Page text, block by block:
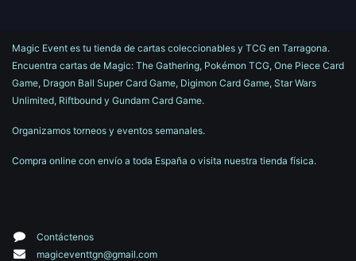
Magic Event es tu tienda de cartas coleccionables y TCG en Tarragona.
Encuentra cartas de Magic: The Gathering, Pokémon TCG, One Piece Card
Game, Dragon Ball Super Card Game, Digimon Card Game, Star Wars
Unlimited, Riftbound y Gundam Card Game.
Organizamos torneos y eventos semanales.
Compra online con envío a toda España o visita nuestra tienda física.
Contáctenos
magiceventtgn@gmail.com